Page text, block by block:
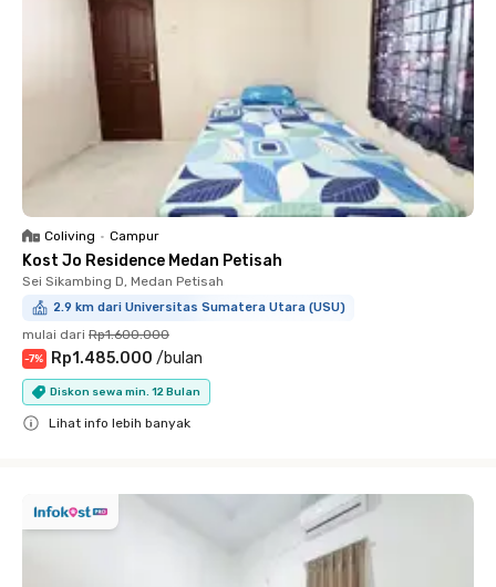
Coliving • Campur
Kost Jo Residence Medan Petisah
Sei Sikambing D, Medan Petisah
2.9 km dari Universitas Sumatera Utara (USU)
mulai dari Rp1.600.000
-7% Rp1.485.000 /bulan
Diskon sewa min. 12 Bulan
Lihat info lebih banyak